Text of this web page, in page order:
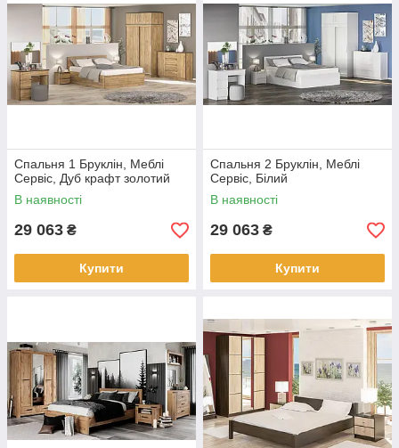
Спальня 1 Бруклін, Меблі
Сервіс, Дуб крафт золотий
В наявності
29 063 ₴
Купити
Спальня 2 Бруклін, Меблі
Сервіс, Білий
В наявності
29 063 ₴
Купити